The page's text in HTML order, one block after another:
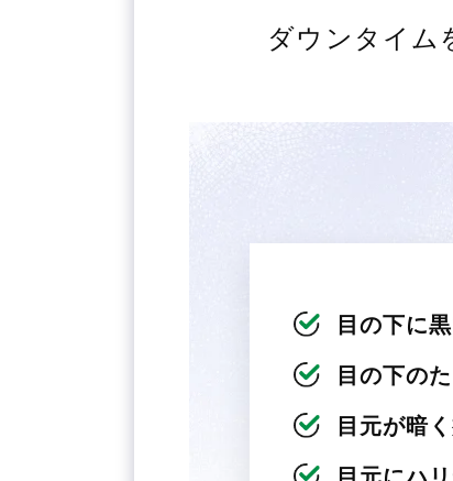
ダウンタイム
目の下に
目の下の
目元が暗